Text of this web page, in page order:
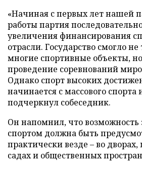
«Начиная с первых лет нашей
работы партия
увеличения финансирования
отрасли. Государство смогло
многие спортивные объекты,
проведение соревнований
Однако спорт высоких
начинается с массового спорта
подчеркнул собеседник.
Он напомнил, что возможность
спортом должна быть
практически везде – во
садах и общественных